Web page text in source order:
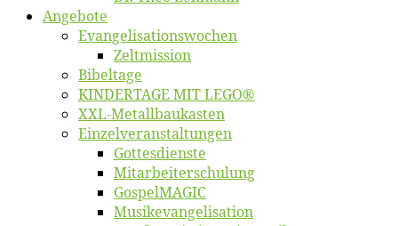
An­ge­bo­te
Evangelisa­tions­wo­chen
Zelt­mis­si­on
Bi­bel­ta­ge
KINDERTAGE MIT LEGO®
XXL-Me­­tal­l­­bau­­kas­­ten
Einzelver­an­stal­tungen
Got­tes­diens­te
Mitarbeiter­schulung
Gos­pel­MA­GIC
Musikevan­ge­li­sa­tion